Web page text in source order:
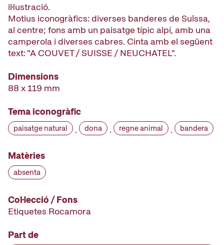
il·lustració.
Motius iconogràfics: diverses banderes de Suïssa,
al centre; fons amb un paisatge típic alpí, amb una
camperola i diverses cabres. Cinta amb el següent
text: "A COUVET / SUISSE / NEUCHATEL".
Dimensions
88 x 119 mm
Tema iconogràfic
paisatge natural · dona · regne animal · bandera
Matèries
absenta
Col·lecció / Fons
Etiquetes Rocamora
Part de